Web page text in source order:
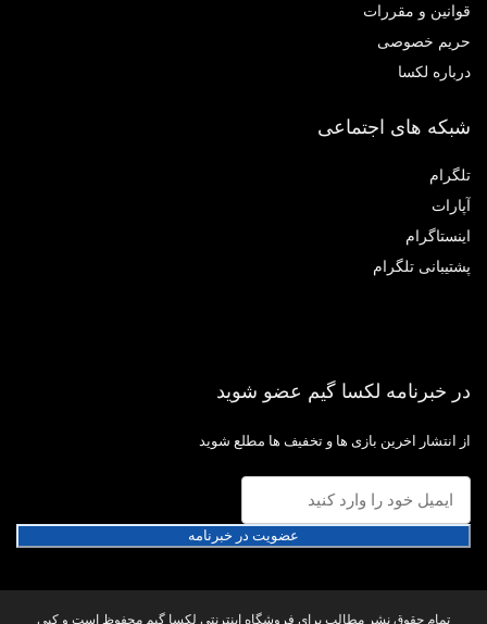
و مقررات
خصوصی
لکسا
های اجتماعی
تلگرام
خبرنامه لکسا گیم عضو شوید
انتشار اخرین بازی ها و تخفیف ها مطلع شوید
عضویت در خبرنامه
تمام حقوق نشر مطالب برای فروشگاه اینترنتی لکسا گیم محفوظ است و کپی